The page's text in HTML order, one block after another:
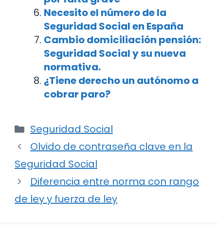
Necesito el número de la
Seguridad Social en España
Cambio domiciliación pensión:
Seguridad Social y su nueva
normativa.
¿Tiene derecho un autónomo a
cobrar paro?
Categorías
Seguridad Social
Navegación
de
entradas
Olvido de contraseña clave en la
Seguridad Social
Diferencia entre norma con rango
de ley y fuerza de ley